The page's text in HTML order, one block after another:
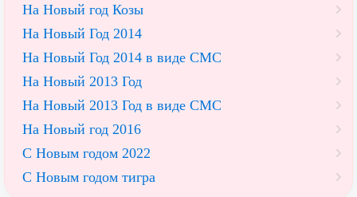
На Новый год Козы
На Новый Год 2014
На Новый Год 2014 в виде СМС
На Новый 2013 Год
На Новый 2013 Год в виде СМС
На Новый год 2016
С Новым годом 2022
С Новым годом тигра